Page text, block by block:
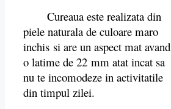
Cureaua este realizata din
piele naturala de culoare maro
inchis si are un aspect mat avand
o latime de 22 mm atat incat sa
nu te incomodeze in activitatile
din timpul zilei.